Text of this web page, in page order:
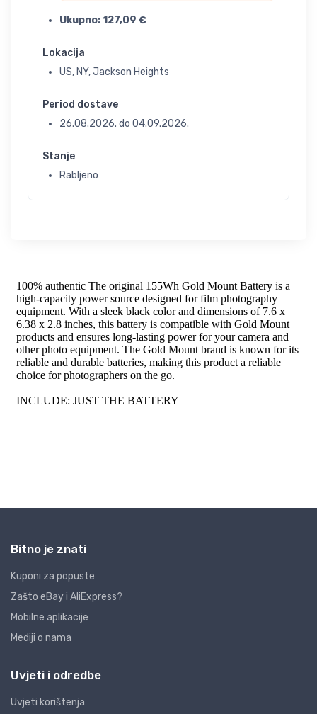
Ukupno:127,09 €
Lokacija
US, NY, Jackson Heights
Period dostave
26.08.2026. do 04.09.2026.
Stanje
Rabljeno
Bitno je znati
Kuponi za popuste
Zašto eBay i AliExpress?
Mobilne aplikacije
Mediji o nama
Uvjeti i odredbe
Uvjeti korištenja